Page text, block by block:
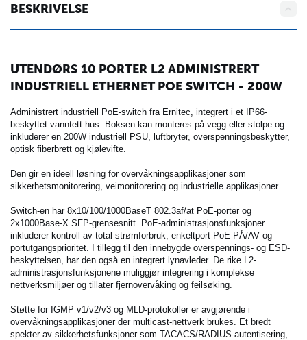
BESKRIVELSE
UTENDØRS 10 PORTER L2 ADMINISTRERT
INDUSTRIELL ETHERNET POE SWITCH - 200W
Administrert industriell PoE-switch fra Ernitec, integrert i et IP66-
beskyttet vanntett hus. Boksen kan monteres på vegg eller stolpe og
inkluderer en 200W industriell PSU, luftbryter, overspenningsbeskytter,
optisk fiberbrett og kjølevifte.
Den gir en ideell løsning for overvåkningsapplikasjoner som
sikkerhetsmonitorering, veimonitorering og industrielle applikasjoner.
Switch-en har 8x10/100/1000BaseT 802.3af/at PoE-porter og
2x1000Base-X SFP-grensesnitt. PoE-administrasjonsfunksjoner
inkluderer kontroll av total strømforbruk, enkeltport PoE PÅ/AV og
portutgangsprioritet. I tillegg til den innebygde overspennings- og ESD-
beskyttelsen, har den også en integrert lynavleder. De rike L2-
administrasjonsfunksjonene muliggjør integrering i komplekse
nettverksmiljøer og tillater fjernovervåking og feilsøking.
Støtte for IGMP v1/v2/v3 og MLD-protokoller er avgjørende i
overvåkningsapplikasjoner der multicast-nettverk brukes. Et bredt
spekter av sikkerhetsfunksjoner som TACACS/RADIUS-autentisering,